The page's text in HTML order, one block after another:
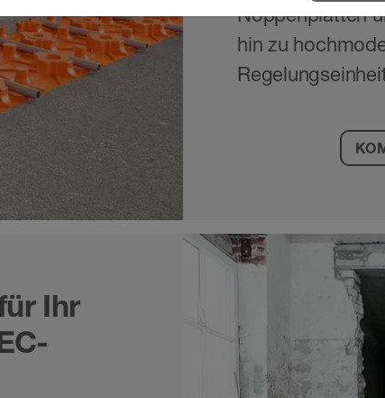
Noppenplatten
hin zu
Ihr